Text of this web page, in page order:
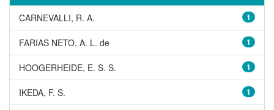
1
CARNEVALLI, R. A.
1
FARIAS NETO, A. L. de
1
HOOGERHEIDE, E. S. S.
1
IKEDA, F. S.